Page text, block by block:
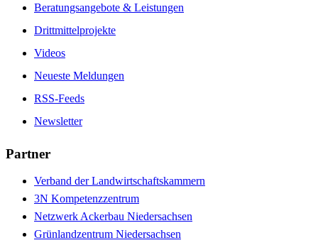
Beratungsangebote & Leistungen
Drittmittelprojekte
Videos
Neueste Meldungen
RSS-Feeds
Newsletter
Partner
Verband der Landwirtschaftskammern
3N Kompetenzzentrum
Netzwerk Ackerbau Niedersachsen
Grünlandzentrum Niedersachsen